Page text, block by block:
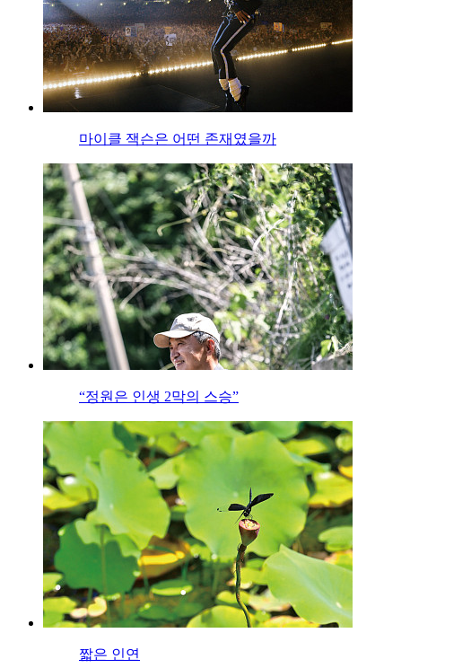
마이클 잭슨은 어떤 존재였을까
“정원은 인생 2막의 스승”
짧은 인연